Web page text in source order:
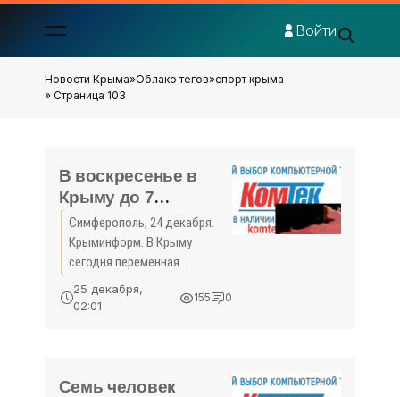
Войти
Новости Крыма»Облако тегов»спорт крыма
» Страница 103
В воскресенье в
Крыму до 7
градусов тепла, снег
- «Спорт Крыма»
Симферополь, 24 декабря.
Крыминформ. В Крыму
сегодня переменная
облачность, снег. Об этом
Крыминформу сообщили в
воздуха
25 декабря,
02:01
155 0
Семь человек